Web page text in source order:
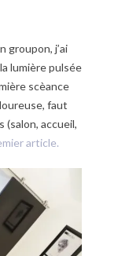
groupon, j’ai
lumière pulsée
scèance
faut
(salon, accueil,
article.